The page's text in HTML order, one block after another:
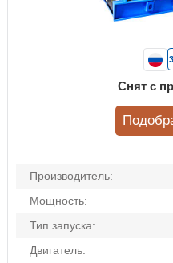
Производитель:
Мощность:
Тип запуска:
Двигатель:
Снят с